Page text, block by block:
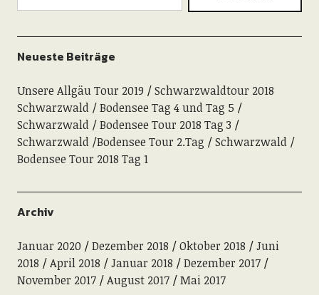
Neueste Beiträge
Unsere Allgäu Tour 2019
Schwarzwaldtour 2018
Schwarzwald / Bodensee Tag 4 und Tag 5
Schwarzwald / Bodensee Tour 2018 Tag 3
Schwarzwald /Bodensee Tour 2.Tag
Schwarzwald /
Bodensee Tour 2018 Tag 1
Archiv
Januar 2020 Dezember 2018 Oktober 2018
Juni
2018
April 2018 Januar 2018
Dezember 2017
November 2017
August 2017 Mai 2017